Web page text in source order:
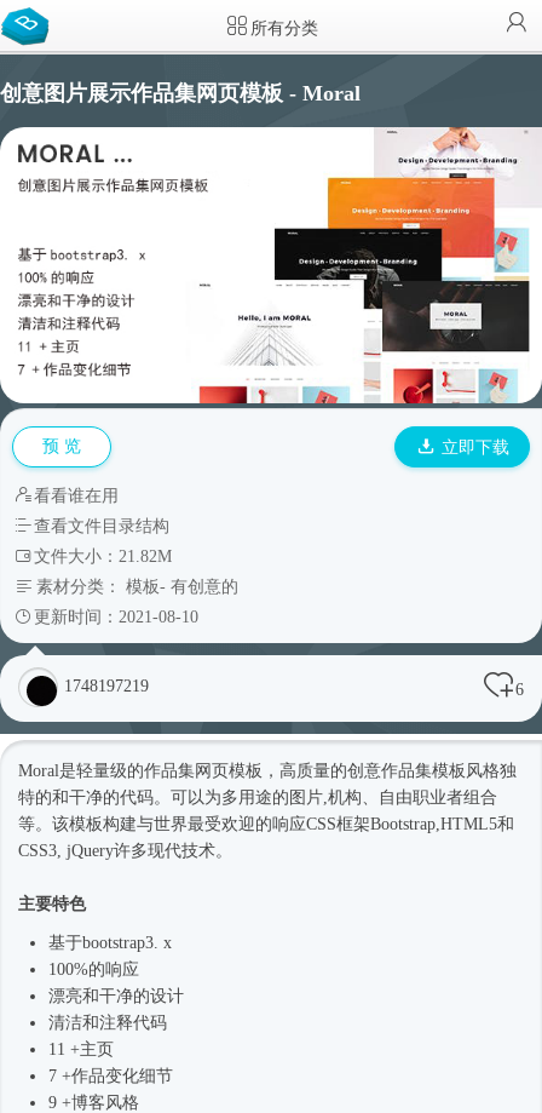
所有分类
创意图片展示作品集网页模板 - Moral
预 览 立即下载
看看谁在用
查看文件目录结构
文件大小：21.82M
素材分类： 模板- 有创意的
更新时间：2021-08-10
1748197219 6
Moral是轻量级的作品集网页模板 ，高质量的创意作品集模板风格独
特的和干净的代码。可以为多用途的图片,机构、自由职业者组合
等。该模板构建与世界最受欢迎的响应CSS框架Bootstrap,HTML5和
CSS3, jQuery许多现代技术。
主要特色
基于bootstrap3. x
100%的响应
漂亮和干净的设计
清洁和注释代码
11 +主页
7 +作品变化细节
9 +博客风格